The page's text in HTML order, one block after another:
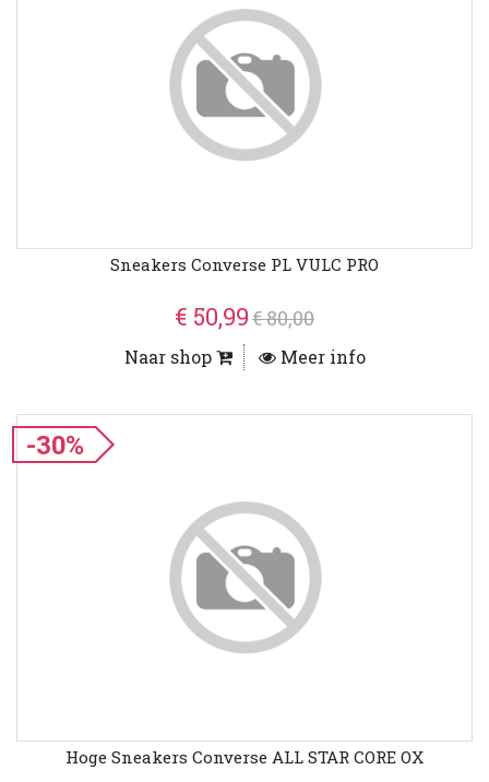
Sneakers Converse PL VULC PRO
€ 50,99€ 80,00
Naar shop Meer info
-30%
Hoge Sneakers Converse ALL STAR CORE OX